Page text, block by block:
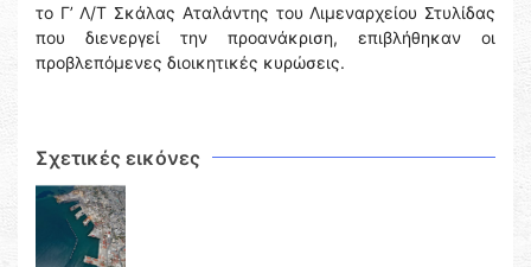
το Γ’ Λ/Τ Σκάλας Αταλάντης του Λιμεναρχείου Στυλίδας
που διενεργεί την προανάκριση, επιβλήθηκαν οι
προβλεπόμενες διοικητικές κυρώσεις.
Σχετικές εικόνες